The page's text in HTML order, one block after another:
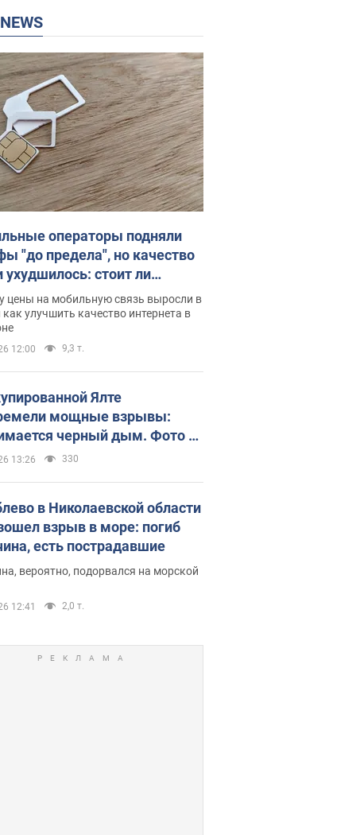
NEWS
операторы подняли
"до предела", но качество
ухудшилось: стоит ли
на цены
цены на мобильную связь выросли в
улучшить качество интернета в
12:00 9,3 т.
Ялте
мощные взрывы:
черный дым. Фото и
13:26 330
в Николаевской области
взрыв в море: погиб
есть пострадавшие
вероятно, подорвался на морской
12:41 2,0 т.